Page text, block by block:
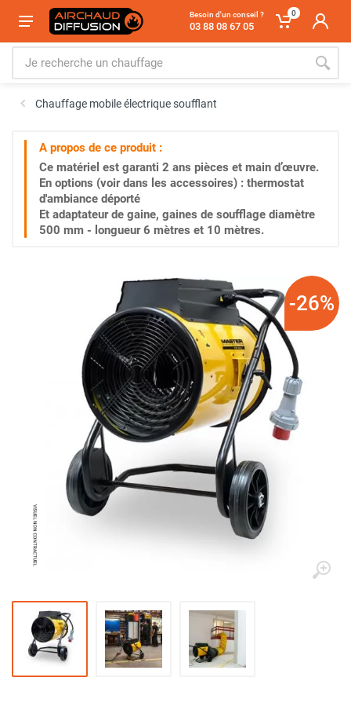
Besoin d'un conseil ?
03 88 08 67 05
0
Chauffage mobile électrique soufflant
A propos de ce produit :
Ce matériel est garanti 2 ans pièces et main d’œuvre.
En options (voir dans les accessoires) : thermostat
d'ambiance déporté
Et adaptateur de gaine, gaines de soufflage diamètre
500 mm - longueur 6 mètres et 10 mètres.
-26%